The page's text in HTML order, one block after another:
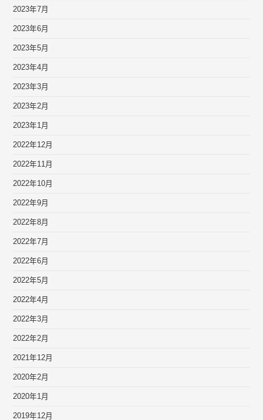
2023年7月
2023年6月
2023年5月
2023年4月
2023年3月
2023年2月
2023年1月
2022年12月
2022年11月
2022年10月
2022年9月
2022年8月
2022年7月
2022年6月
2022年5月
2022年4月
2022年3月
2022年2月
2021年12月
2020年2月
2020年1月
2019年12月